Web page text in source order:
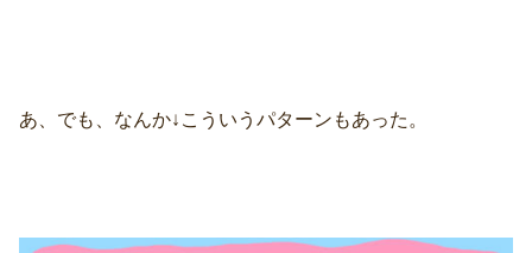
あ、でも、なんか↓こういうパターンもあった。